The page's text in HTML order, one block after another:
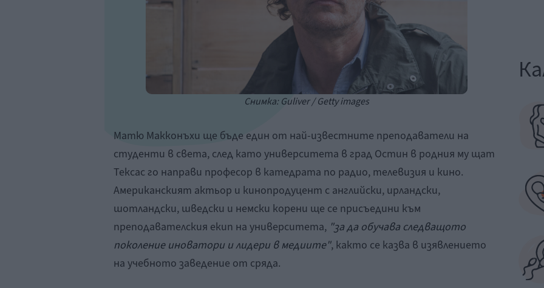
Снимка: Guliver / Getty images
Матю Макконъхи ще бъде един от най-известните преподаватели на
студенти в света, след като университета в град Остин в родния му щат
Тексас го направи професор в катедрата по радио, телевизия и кино.
Американският актьор и кинопродуцент с английски, ирландски,
шотландски, шведски и немски корени ще се присъедини към
преподавателския екип на университета, "за да обучава следващото
поколение иноватори и лидери в медиите", както се казва в изявлението
на учебното заведение от сряда.